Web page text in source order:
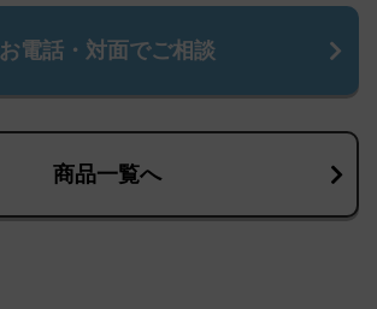
お電話・対面でご相談
商品一覧へ